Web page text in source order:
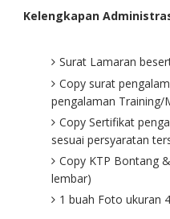
Kelengkapan
Surat Lamaran
Copy surat
pengalaman Training/
Copy Sertifikat
sesuai persyaratan
Copy KTP Bontang
lembar)
1 buah Foto ukuran